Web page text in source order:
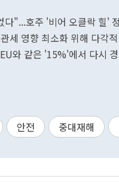
다"...호주 '비어 오클락 힐'
세 영향 최소화 위해 다각
와 같은 '15%'에서 다시
안전 중대재해